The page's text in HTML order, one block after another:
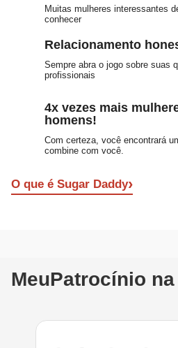
Muitas mulheres interessantes
conhecer
Relacionamento
Sempre abra o jogo sobre suas
profissionais
4x vezes mais
homens!
Com certeza, você encontrará
combine com você.
O que é Sugar Daddy›
MeuPatrocínio